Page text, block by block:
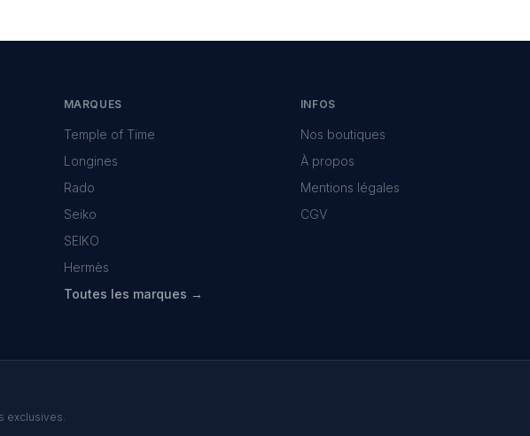
MARQUES
Temple of Time
Longines
Rado
Seiko
SEIKO
Hermès
Toutes les marques →
INFOS
Nos boutiques
À propos
Mentions légales
CGV
exclusives.